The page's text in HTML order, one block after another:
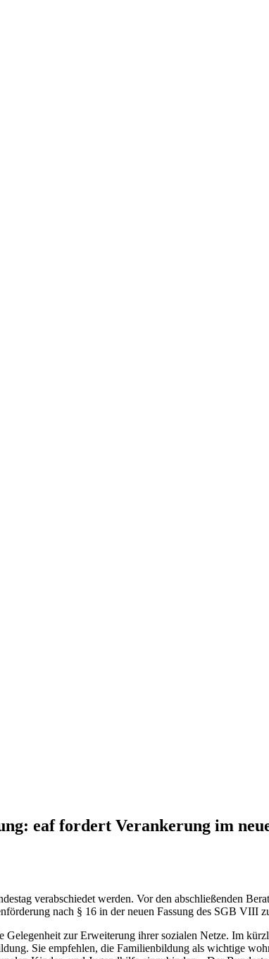
eaf fordert Verankerung im
verabschiedet werden. Vor den abschließenden
nach § 16 in der neuen Fassung des SGB VIII
zur Erweiterung ihrer sozialen Netze. Im
Sie empfehlen, die Familienbildung als wichtige